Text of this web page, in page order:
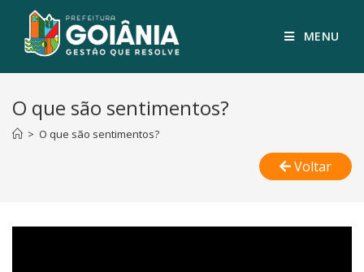
MENU
O que são sentimentos?
> O que são sentimentos?
Voltar